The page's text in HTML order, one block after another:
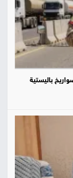
باليستية